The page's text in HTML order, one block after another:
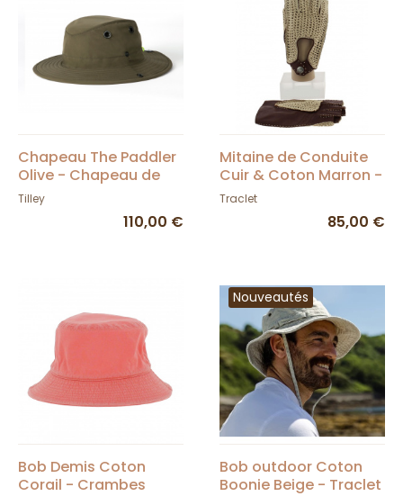
Chapeau The Paddler
Olive - Chapeau de
pagayeur - Tilley
Tilley
110,00 €
Mitaine de Conduite
Cuir & Coton Marron -
Glove Story
Traclet
85,00 €
Bob Demis Coton
Corail - Crambes
Nouveautés
Bob outdoor Coton
Boonie Beige - Traclet